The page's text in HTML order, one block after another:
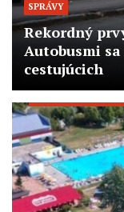
SPRÁVY
Rekordný
Autobusmi
cestujúcich